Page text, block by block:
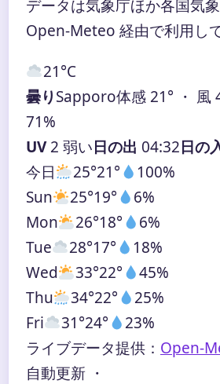
データは気象庁ほか各国気
Open-Meteo 経由で利用して
21°C
曇りSapporo体感 21° ・ 風
71%
UV2 弱い日の出 04:32日の
今日
25°21°
100%
Sun
25°19°
6%
Mon
26°18°
6%
Tue
28°17°
18%
Wed
33°22°
45%
Thu
34°22°
25%
Fri
31°24°
23%
ライブデータ提供： Open-
自動更新 ・